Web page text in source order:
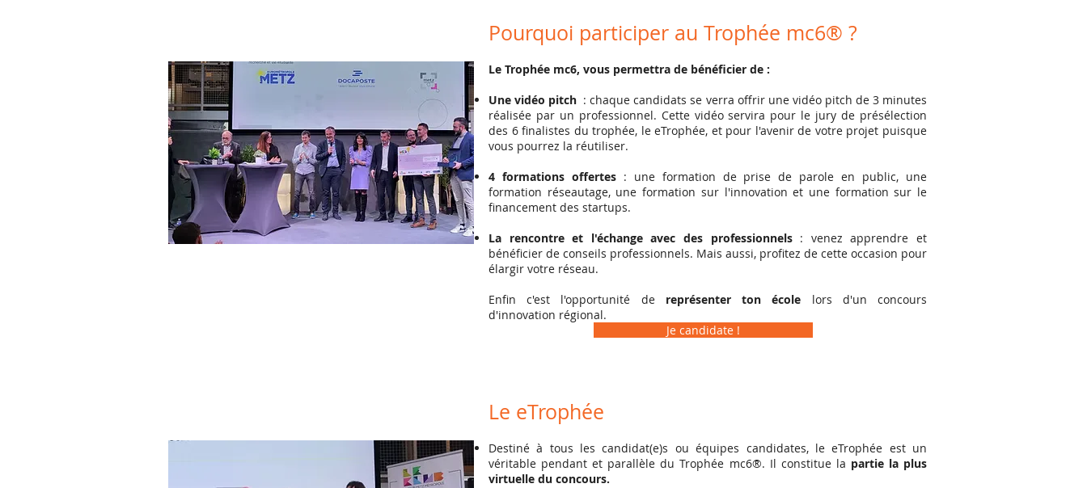
Pourquoi participer au Trophée mc6® ?
Le Trophée mc6, vous permettra de bénéficier de :
Une vidéo pitch : chaque candidats se verra offrir une vidéo pitch de 3 minutes
réalisée par un professionnel. Cette vidéo servira pour le jury de présélection
des 6 finalistes du trophée, le eTrophée, et pour l'avenir de votre projet puisque
vous pourrez la réutiliser.
4 formations offertes : une formation de prise de parole en public, une
formation réseautage, une formation sur l'innovation et une formation sur le
financement des startups.
La rencontre et l'échange avec des professionnels: venez apprendre et
bénéficier de conseils professionnels. Mais aussi, profitez de cette occasion pour
élargir votre réseau.
Enfin c'est l'opportunité de représenter ton école lors d'un concours
d'innovation régional.
Je candidate !
Le eTrophée
Destiné à tous les candidat(e)s ou équipes candidates, le eTrophée est un
véritable pendant et parallèle du Trophée mc6®. Il constitue la partie la plus
virtuelle du concours.